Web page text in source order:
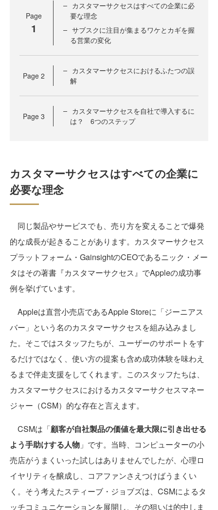
Page
1
カスタマーサクセスはすべての企業に必
要な理念
サブスクに注目が集まるワケとカギを握
る営業の変化
Page 2
カスタマーサクセスにおけるふたつの誤
解
Page 3
カスタマーサクセスを自社で導入するに
は？ 6つのステップ
カスタマーサクセスはすべての企業に
必要な理念
同じ製品やサービスでも、売り方を変えることで爆発
的な成長が起きることがあります。カスタマーサクセス
プラットフォーム・GainsightのCEOであるニック・メー
タはその著書『カスタマーサクセス』でAppleの成功事
例を挙げています。
Appleは直営小売店であるApple Storeに「ジーニアス
バー」という名のカスタマーサクセスを組み込みまし
た。そこではスタッフたちが、ユーザーのサポートをす
るだけではなく、使い方の提案も含め成功体験を味わえ
るまで伴走支援をしてくれます。このスタッフたちは、
カスタマーサクセスにおけるカスタマーサクセスマネー
ジャー（CSM）的な存在と言えます。
CSMは「顧客が自社製品の価値を最大限に引き出せる
よう手助けする人物 」です。当時、コンピューターの小
売店がうまくいった試しはありませんでしたが、心理ロ
イヤリティを醸成し、コアファンさえつけばうまくい
く。そう考えたスティーブ・ジョブズは、CSMによるタ
ッチコミュニケーションを展開し、その狙いは的中しま